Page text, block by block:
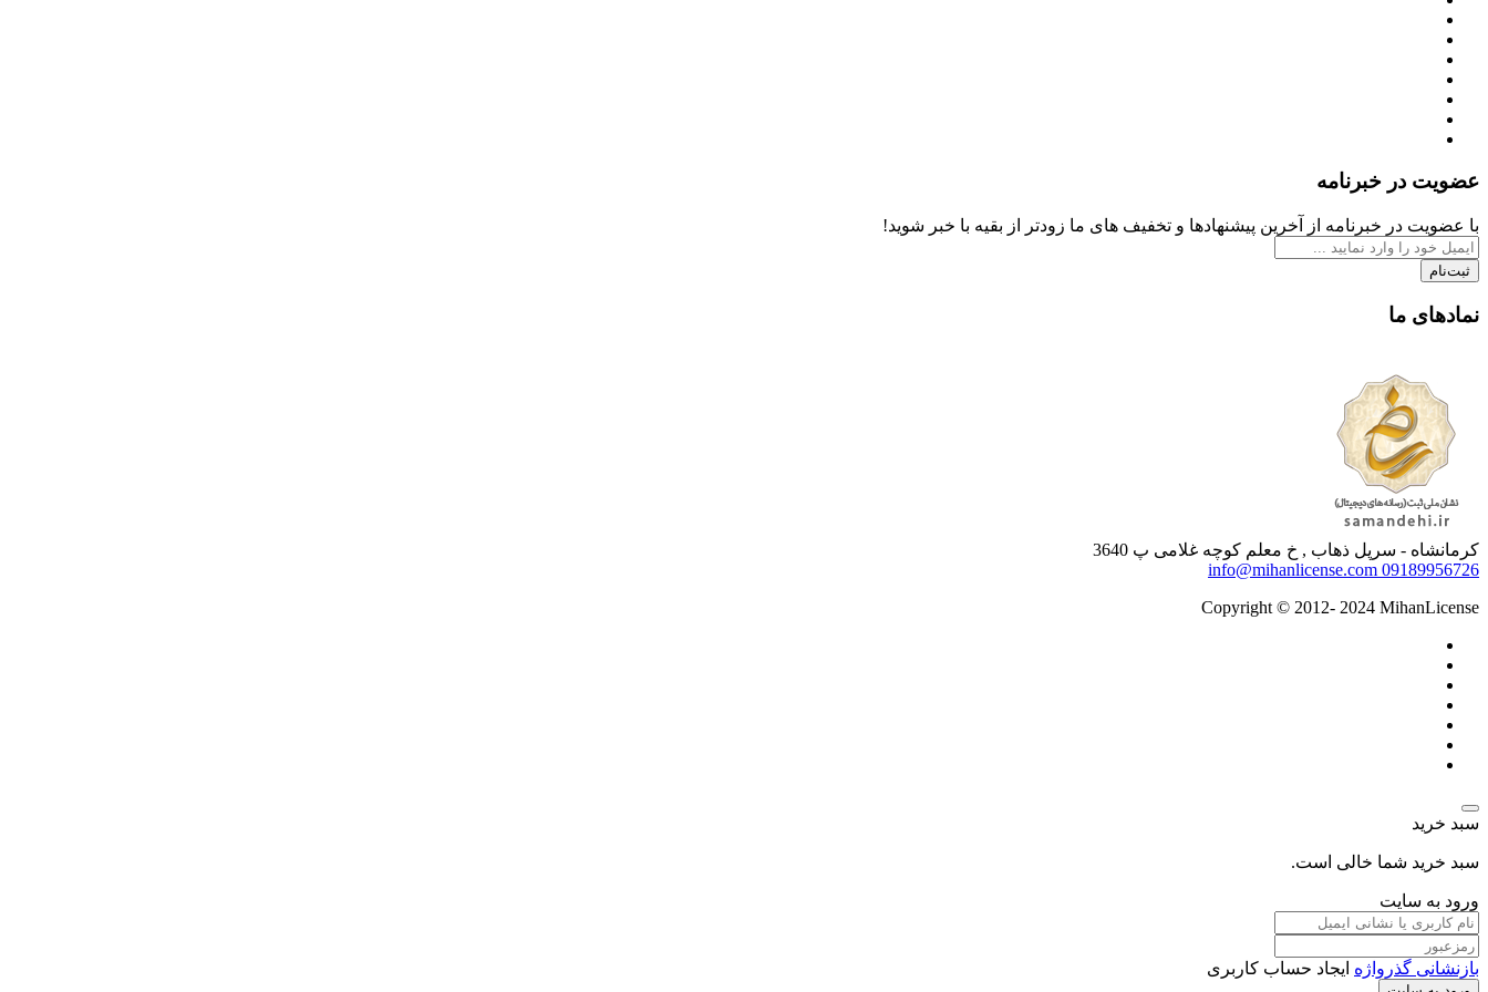
عضویت در خبرنامه
با عضویت در خبرنامه از آخرین پیشنهادها و تخفیف های ما زودتر از بقیه با خبر شوید!
ثبت‌نام
نمادهای ما
کرمانشاه - سرپل ذهاب , خ معلم کوچه غلامی پ 3640
09189956726
info@mihanlicense.com
Copyright © 2012- 2024 MihanLicense
سبد خرید
سبد خرید شما خالی است.
ورود به سایت
بازنشانی گذرواژه ایجاد حساب کاربری